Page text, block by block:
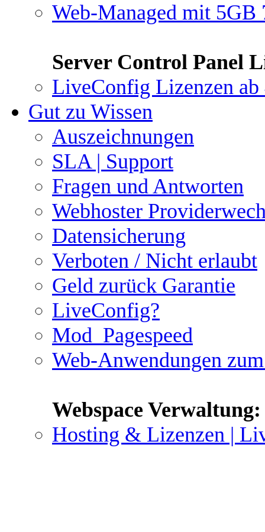
Web-Managed mit 5GB
Server Control Panel
LiveConfig Lizenzen
Gut zu Wissen
Auszeichnungen
SLA | Support
Fragen und Antworten
Webhoster
Datensicherung
Verboten / Nicht erlaubt
Geld zurück Garantie
LiveConfig?
Mod_Pagespeed
Web-Anwendungen
Webspace Verwaltung:
Hosting & Lizenzen |